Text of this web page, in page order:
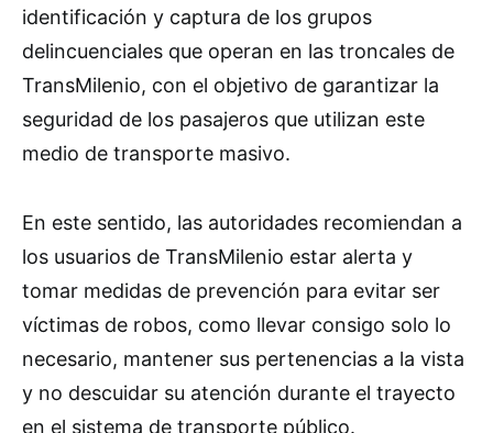
identificación y captura de los grupos
delincuenciales que operan en las troncales de
TransMilenio, con el objetivo de garantizar la
seguridad de los pasajeros que utilizan este
medio de transporte masivo.
En este sentido, las autoridades recomiendan a
los usuarios de TransMilenio estar alerta y
tomar medidas de prevención para evitar ser
víctimas de robos, como llevar consigo solo lo
necesario, mantener sus pertenencias a la vista
y no descuidar su atención durante el trayecto
en el sistema de transporte público.